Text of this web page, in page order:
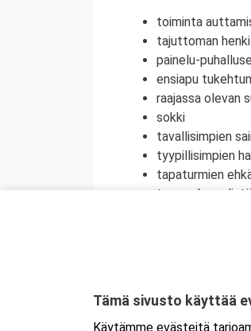
toiminta
tajuttoman
painelu-
ensiapu
raajassa olevan
sokki
tavallisimpien
tyypillisimpien
tapaturmien
terveyden
Kyseessä on
Tämä sivusto käyttää
Käytämme evästeitä